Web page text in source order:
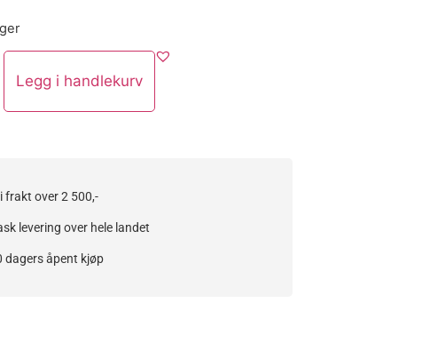
Legg i handlekurv
frakt over 2 500,-
levering over hele landet
dagers åpent kjøp